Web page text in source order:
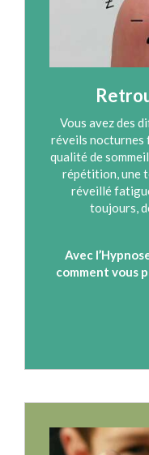
Vous avez des
réveils nocturnes
qualité de
répétition, une
réveillé
toujours,
Avec
comment vous